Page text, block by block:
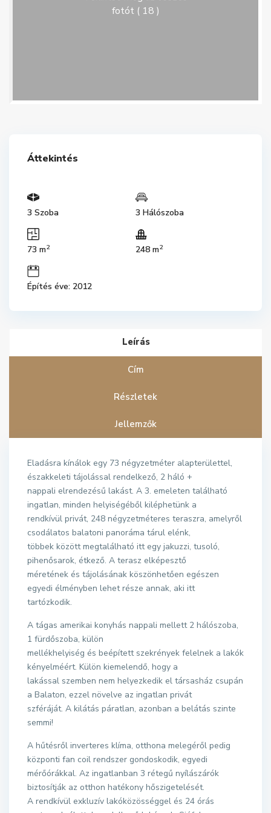
fotót ( 18 )
Áttekintés
3 Szoba 3 Hálószoba
73 m2 248 m2
Építés éve: 2012
Leírás
Cím
Részletek
Jellemzők
Eladásra kínálok egy 73 négyzetméter alapterülettel,
északkeleti tájolással rendelkező, 2 háló +
nappali elrendezésű lakást. A 3. emeleten található
ingatlan, minden helyiségéből kiléphetünk a
rendkívül privát, 248 négyzetméteres teraszra, amelyről
csodálatos balatoni panoráma tárul elénk,
többek között megtalálható itt egy jakuzzi, tusoló,
pihenősarok, étkező. A terasz elképesztő
méretének és tájolásának köszönhetően egészen
egyedi élményben lehet része annak, aki itt
tartózkodik.
A tágas amerikai konyhás nappali mellett 2 hálószoba,
1 fürdőszoba, külön
mellékhelyiség és beépített szekrények felelnek a lakók
kényelméért. Külön kiemelendő, hogy a
lakással szemben nem helyezkedik el társasház csupán
a Balaton, ezzel növelve az ingatlan privát
szféráját. A kilátás páratlan, azonban a belátás szinte
semmi!
A hűtésről inverteres klíma, otthona melegéről pedig
központi fan coil rendszer gondoskodik, egyedi
mérőórákkal. Az ingatlanban 3 rétegű nyílászárók
biztosítják az otthon hatékony hőszigetelését.
A rendkívül exkluzív lakóközösséggel és 24 órás